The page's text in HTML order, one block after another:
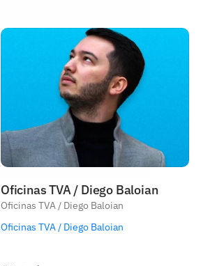
Oficinas TVA / Diego Baloian
Oficinas TVA / Diego Baloian
Oficinas TVA / Diego Baloian